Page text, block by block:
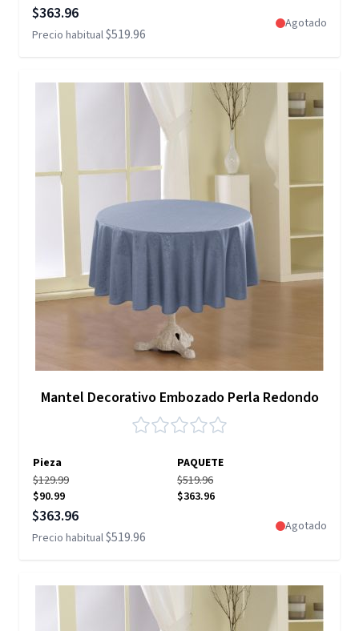
Precio especial
$363.96
Precio habitual$519.96
Agotado
Mantel Decorativo Embozado Perla Redondo
Pieza
PAQUETE
$129.99
$90.99
$519.96
$363.96
Precio especial
$363.96
Precio habitual$519.96
Agotado